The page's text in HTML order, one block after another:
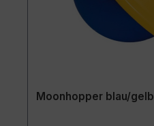
Moonhopper blau/gelb